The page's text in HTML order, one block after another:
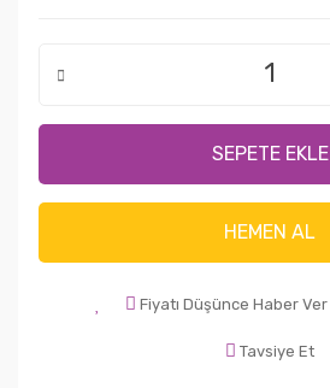
SEPETE EKLE
HEMEN AL
Fiyatı Düşünce Haber Ver
Tavsiye Et